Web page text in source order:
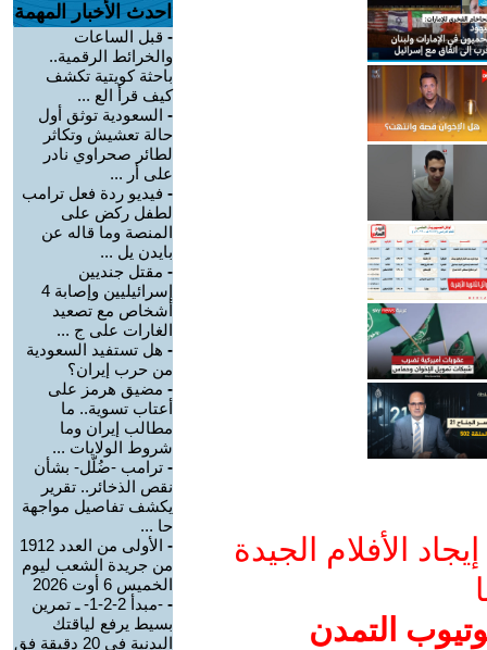
الأفلام الجيدة
التمدن
احدث الأخبار المهمة
- قبل الساعات
والخرائط الرقمية..
باحثة كويتية تكشف
كيف قرأ الع ...
- السعودية توثق أول
حالة تعشيش وتكاثر
لطائر صحراوي نادر
على أر ...
- فيديو ردة فعل ترامب
لطفل ركض على
المنصة وما قاله عن
بايدن يل ...
- مقتل جنديين
إسرائيليين وإصابة 4
أشخاص مع تصعيد
الغارات على ج ...
- هل تستفيد السعودية
من حرب إيران؟
- مضيق هرمز على
أعتاب تسوية.. ما
مطالب إيران وما
شروط الولايات ...
- ترامب -ضُلّل- بشأن
نقص الذخائر.. تقرير
يكشف تفاصيل مواجهة
حا ...
-
الأولى من العدد 1912
من جريدة الشعب ليوم
الخميس 6 أوت 2026
-
-مبدأ 2-2-1- ـ تمرين
بسيط يرفع لياقتك
البدنية في 20 دقيقة فق